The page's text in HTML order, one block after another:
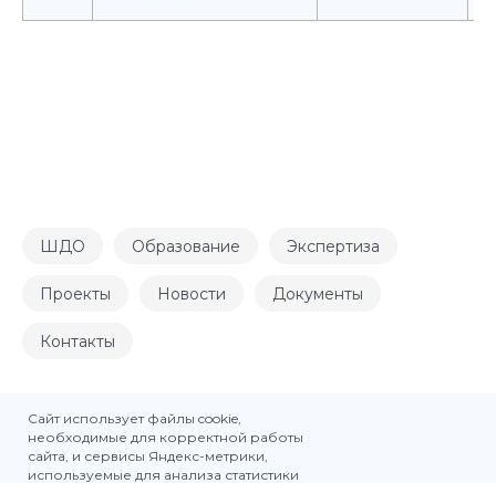
ШДО Образование Экспертиза
Проекты Новости Документы
Контакты
2025 © Школа делового образования ТПП ЧР
Политика конфиденциальности персональных данных
Сайт использует файлы cookie,
необходимые для корректной работы
сайта, и сервисы Яндекс-метрики,
используемые для анализа статистики